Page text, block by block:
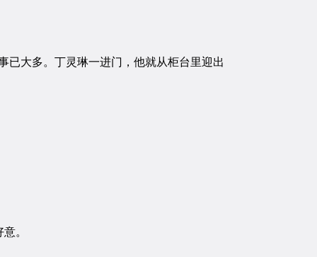
大多。丁灵琳一进门，他就从柜台里迎出
。